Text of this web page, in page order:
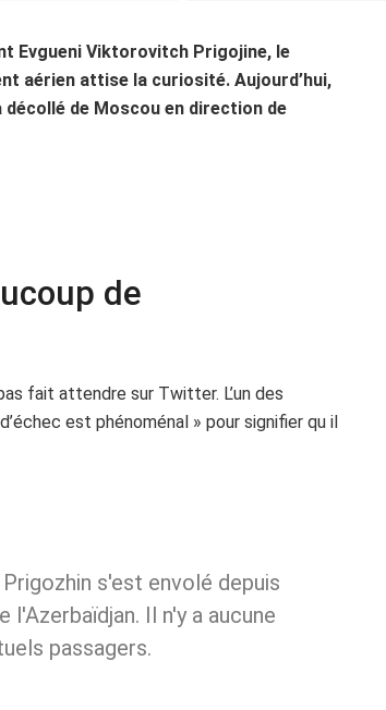
Evgueni Viktorovitch Prigojine, le
aérien attise la curiosité. Aujourd’hui,
de Moscou en direction de
de
fait attendre sur Twitter. L’un des
est phénoménal » pour signifier qu il
s'est envolé depuis
Il n'y a aucune
passagers.